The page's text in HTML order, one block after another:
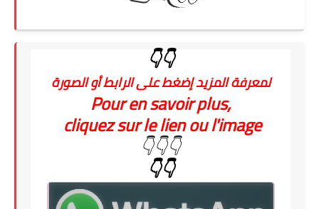
👇👇
لمعرفة المزيد إضغط على الرابط أو الصورة
Pour en savoir plus,
cliquez sur le lien ou l'image
👇👇👇
👇👇